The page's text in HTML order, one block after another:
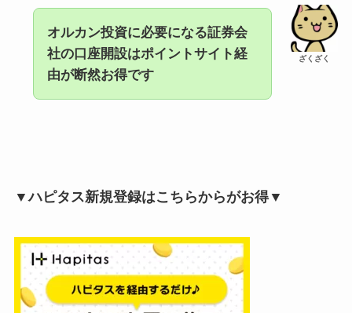
ざくざく
オルカン投資に必要になる証券会
社の口座開設はポイントサイト経
由が断然お得です
▼ハピタス新規登録はこちらからがお得▼